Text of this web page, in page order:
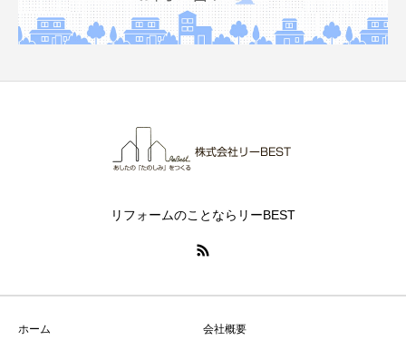
リフォームのことならリーBEST
ホーム 会社概要